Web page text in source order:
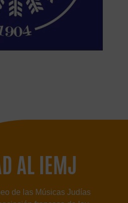
AL IEMJ
de las Músicas Judías